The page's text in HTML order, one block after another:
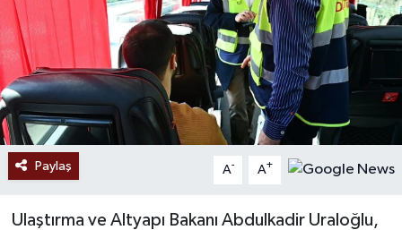
Paylaş A- A+
Ulaştırma ve Altyapı Bakanı Abdulkadir Uraloğlu,